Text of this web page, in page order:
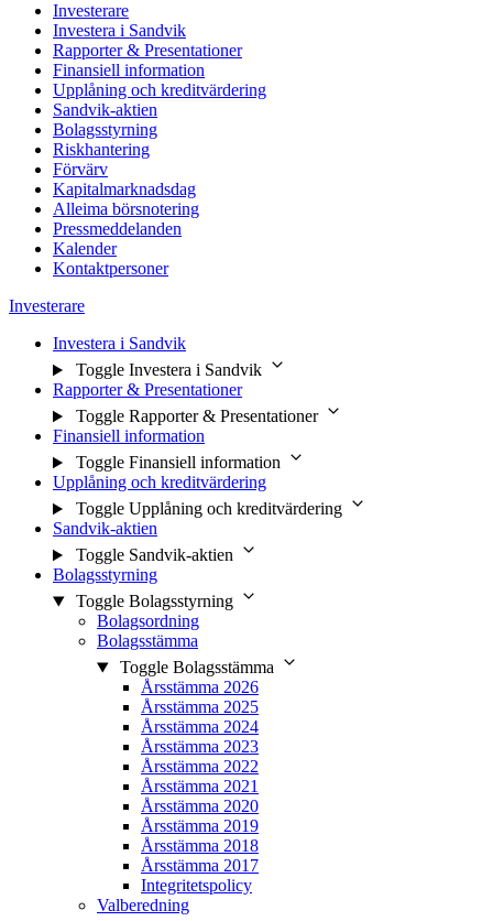
Investerare
Investera i Sandvik
Rapporter & Presentationer
Finansiell information
Upplåning och kreditvärdering
Sandvik-aktien
Bolagsstyrning
Riskhantering
Förvärv
Kapitalmarknadsdag
Alleima börsnotering
Pressmeddelanden
Kalender
Kontaktpersoner
Investerare
Investera i Sandvik
Toggle Investera i Sandvik
Rapporter & Presentationer
Toggle Rapporter & Presentationer
Finansiell information
Toggle Finansiell information
Upplåning och kreditvärdering
Toggle Upplåning och kreditvärdering
Sandvik-aktien
Toggle Sandvik-aktien
Bolagsstyrning
Toggle Bolagsstyrning
Bolagsordning
Bolagsstämma
Toggle Bolagsstämma
Årsstämma 2026
Årsstämma 2025
Årsstämma 2024
Årsstämma 2023
Årsstämma 2022
Årsstämma 2021
Årsstämma 2020
Årsstämma 2019
Årsstämma 2018
Årsstämma 2017
Integritetspolicy
Valberedning